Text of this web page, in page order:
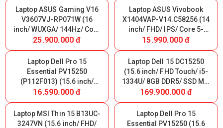
Laptop ASUS Gaming V16
V3607VJ-RP071W (16
inch/ WUXGA/ 144Hz/ Core
5-210H/ 16GB DDR5/ SSD
512GB/ RTX 3050 6GB/
WIN11H/ Black)
25.900.000 đ
Laptop ASUS Vivobook
X1404VAP-V14.C58256 (14
inch/ FHD/ IPS/ Core 5-
120U/ 8GB/ SSD 256GB/
WIN11S/ Blue) Nhập Khẩu
15.990.000 đ
Laptop Dell Pro 15
Essential PV15250
(P112F013) (15.6 inch/
FHD/ IPS/ i5-1354U/ 8GB
DDR5/ SSD 512GB/ DOS/
Carbon Black) Nhập Khẩu
16.590.000 đ
Laptop Dell 15 DC15250
(15.6 inch/ FHD Touch/ i5-
1334U/ 8GB DDR5/ SSD M.2
512GB/ Win 11/ Black)
Nhập Khẩu
169.900.000 đ
Laptop MSI Thin 15 B13UC-
3247VN (15.6 inch/ FHD/
Laptop Dell Pro 15
Essential PV15250 (15.6